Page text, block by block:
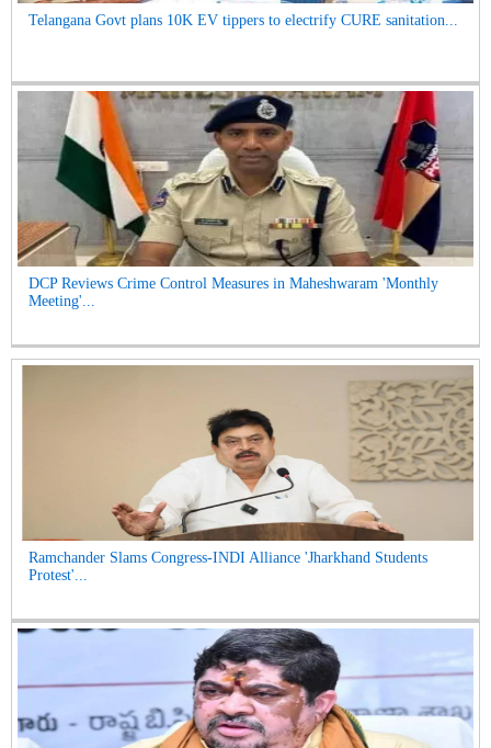
Telangana Govt plans 10K EV tippers to electrify CURE sanitation...
DCP Reviews Crime Control Measures in Maheshwaram 'Monthly
Meeting'...
Ramchander Slams Congress-INDI Alliance 'Jharkhand Students
Protest'...